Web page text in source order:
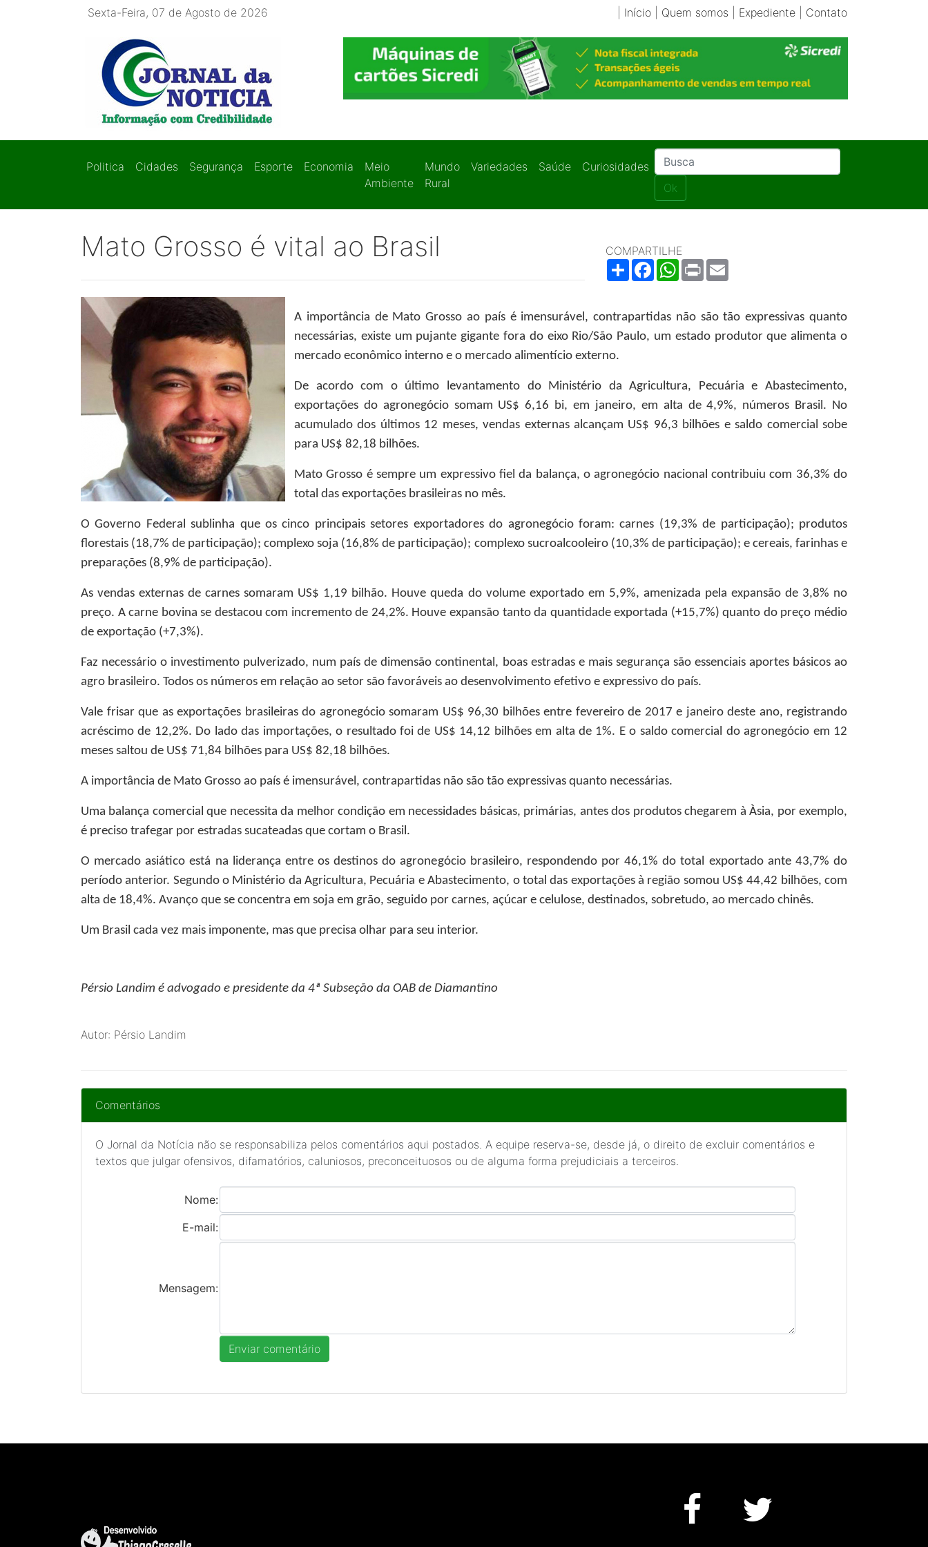
Sexta-Feira, 07 de Agosto de 2026 Início| Quem somos Expediente| Contato
Politica Cidades Segurança Esporte Economia
Meio
Ambiente
Mundo
Rural
Variedades Saúde
Curiosidades
Ok
Mato Grosso é vital ao Brasil
COMPARTILHE
ShareFacebookWhatsApp
Print
A importância de Mato Grosso ao país é imensurável, contrapartidas não são tão expressivas quanto
necessárias, existe um pujante gigante fora do eixo Rio/São Paulo, um estado produtor que alimenta o
mercado econômico interno e o mercado alimentício externo.
De acordo com o último levantamento do Ministério da Agricultura, Pecuária e Abastecimento,
exportações do agronegócio somam US$ 6,16 bi, em janeiro, em alta de 4,9%, números Brasil. No
acumulado dos últimos 12 meses, vendas externas alcançam US$ 96,3 bilhões e saldo comercial sobe
para US$ 82,18 bilhões.
Mato Grosso é sempre um expressivo fiel da balança, o agronegócio nacional contribuiu com 36,3% do
total das exportações brasileiras no mês.
O Governo Federal sublinha que os cinco principais setores exportadores do agronegócio foram: carnes (19,3% de participação); produtos
florestais (18,7% de participação); complexo soja (16,8% de participação); complexo sucroalcooleiro (10,3% de participação); e cereais, farinhas e
preparações (8,9% de participação).
As vendas externas de carnes somaram US$ 1,19 bilhão. Houve queda do volume exportado em 5,9%, amenizada pela expansão de 3,8% no
preço. A carne bovina se destacou com incremento de 24,2%. Houve expansão tanto da quantidade exportada (+15,7%) quanto do preço médio
de exportação (+7,3%).
Faz necessário o investimento pulverizado, num país de dimensão continental, boas estradas e mais segurança são essenciais aportes básicos ao
agro brasileiro. Todos os números em relação ao setor são favoráveis ao desenvolvimento efetivo e expressivo do país.
Vale frisar que as exportações brasileiras do agronegócio somaram US$ 96,30 bilhões entre fevereiro de 2017 e janeiro deste ano, registrando
acréscimo de 12,2%. Do lado das importações, o resultado foi de US$ 14,12 bilhões em alta de 1%. E o saldo comercial do agronegócio em 12
meses saltou de US$ 71,84 bilhões para US$ 82,18 bilhões.
A importância de Mato Grosso ao país é imensurável, contrapartidas não são tão expressivas quanto necessárias.
Uma balança comercial que necessita da melhor condição em necessidades básicas, primárias, antes dos produtos chegarem à Àsia, por exemplo,
é preciso trafegar por estradas sucateadas que cortam o Brasil.
O mercado asiático está na liderança entre os destinos do agronegócio brasileiro, respondendo por 46,1% do total exportado ante 43,7% do
período anterior. Segundo o Ministério da Agricultura, Pecuária e Abastecimento, o total das exportações à região somou US$ 44,42 bilhões, com
alta de 18,4%. Avanço que se concentra em soja em grão, seguido por carnes, açúcar e celulose, destinados, sobretudo, ao mercado chinês.
Um Brasil cada vez mais imponente, mas que precisa olhar para seu interior.
Pérsio Landim é advogado e presidente da 4ª Subseção da OAB de Diamantino
Autor: Pérsio Landim
Comentários
O Jornal da Notícia não se responsabiliza pelos comentários aqui postados. A equipe reserva-se, desde já, o direito de excluir comentários e
textos que julgar ofensivos, difamatórios, caluniosos, preconceituosos ou de alguma forma prejudiciais a terceiros.
Nome:
E-mail:
Mensagem: